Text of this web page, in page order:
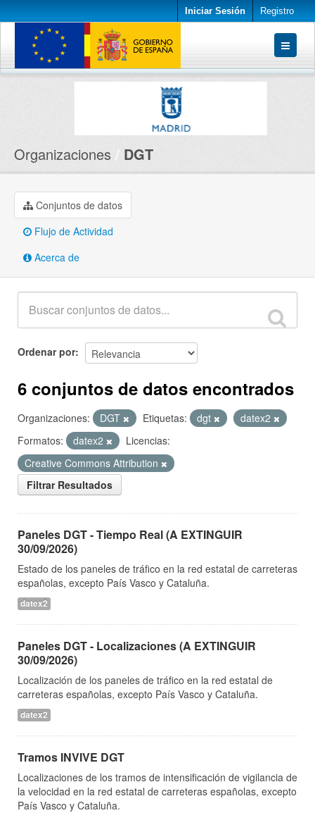
Iniciar Sesión Registro
Conjuntos de datos
Organizaciones DGT
Conjuntos de datos
Flujo de Actividad
Acerca de
Ordenar por
6 conjuntos de datos encontrados
Organizaciones: DGT Etiquetas: dgt
datex2
Formatos:
datex2
Licencias:
Creative Commons Attribution
Filtrar Resultados
Paneles DGT - Tiempo Real (A EXTINGUIR
30/09/2026)
Estado de los paneles de tráfico en la red estatal de carreteras
españolas, excepto País Vasco y Cataluña.
datex2
Paneles DGT - Localizaciones (A EXTINGUIR
30/09/2026)
Localización de los paneles de tráfico en la red estatal de
carreteras españolas, excepto País Vasco y Cataluña.
datex2
Tramos INVIVE DGT
Localizaciones de los tramos de intensificación de vigilancia de
la velocidad en la red estatal de carreteras españolas, excepto
País Vasco y Cataluña.